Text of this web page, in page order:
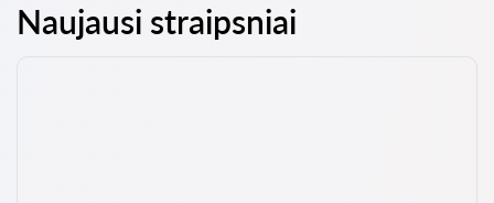
Naujausi straipsniai